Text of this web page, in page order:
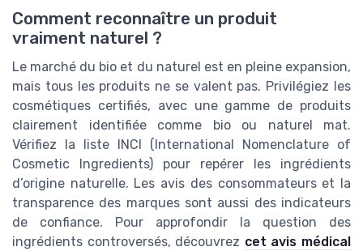
Comment reconnaître un produit
vraiment naturel ?
Le marché du bio et du naturel est en pleine expansion,
mais tous les produits ne se valent pas. Privilégiez les
cosmétiques certifiés, avec une gamme de produits
clairement identifiée comme bio ou naturel mat.
Vérifiez la liste INCI (International Nomenclature of
Cosmetic Ingredients) pour repérer les ingrédients
d’origine naturelle. Les avis des consommateurs et la
transparence des marques sont aussi des indicateurs
de confiance. Pour approfondir la question des
ingrédients controversés, découvrez cet avis médical